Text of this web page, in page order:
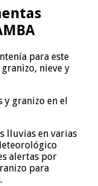
para este
nieve y
lluvias en varias
alertas por
para